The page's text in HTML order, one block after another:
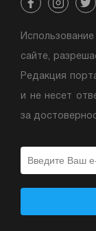
сайте,
Редакция
и не несет
за